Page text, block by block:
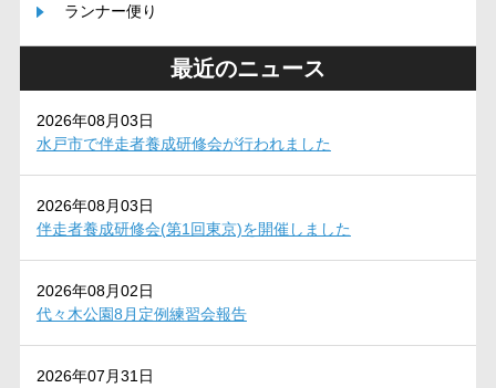
ランナー便り
最近のニュース
2026年08月03日
水戸市で伴走者養成研修会が行われました
2026年08月03日
伴走者養成研修会(第1回東京)を開催しました
2026年08月02日
代々木公園8月定例練習会報告
2026年07月31日